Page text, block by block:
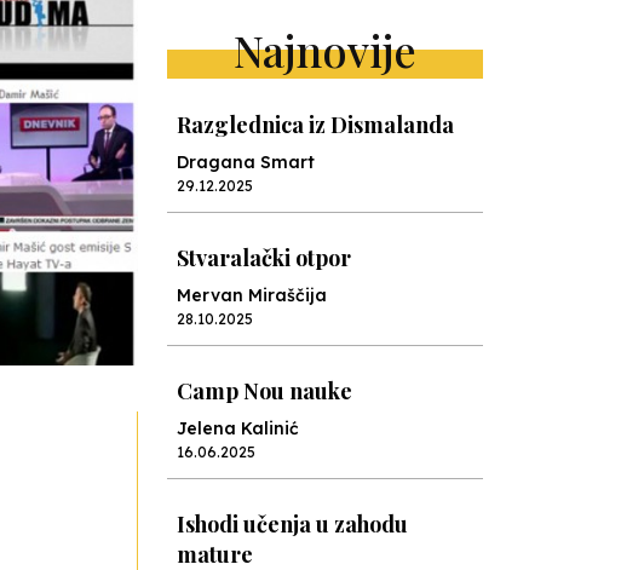
Najnovije
Razglednica iz Dismalanda
Dragana Smart
29.12.2025
Stvaralački otpor
Mervan Miraščija
28.10.2025
Camp Nou nauke
Jelena Kalinić
16.06.2025
Ishodi učenja u zahodu
mature